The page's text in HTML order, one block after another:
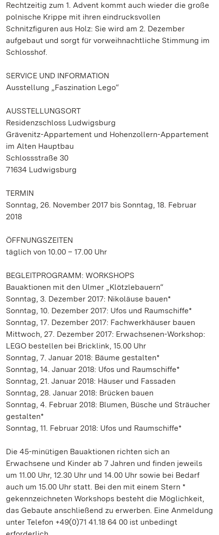
Rechtzeitig zum 1. Advent kommt auch wieder die große
polnische Krippe mit ihren eindrucksvollen
Schnitzfiguren aus Holz: Sie wird am 2. Dezember
aufgebaut und sorgt für vorweihnachtliche Stimmung im
Schlosshof.
SERVICE UND INFORMATION
Ausstellung „Faszination Lego“
AUSSTELLUNGSORT
Residenzschloss Ludwigsburg
Grävenitz-Appartement und Hohenzollern-Appartement
im Alten Hauptbau
Schlossstraße 30
71634 Ludwigsburg
TERMIN
Sonntag, 26. November 2017 bis Sonntag, 18. Februar
2018
ÖFFNUNGSZEITEN
täglich von 10.00 – 17.00 Uhr
BEGLEITPROGRAMM: WORKSHOPS
Bauaktionen mit den Ulmer „Klötzlebauern“
Sonntag, 3. Dezember 2017: Nikoläuse bauen*
Sonntag, 10. Dezember 2017: Ufos und Raumschiffe*
Sonntag, 17. Dezember 2017: Fachwerkhäuser bauen
Mittwoch, 27. Dezember 2017: Erwachsenen-Workshop:
LEGO bestellen bei Bricklink, 15.00 Uhr
Sonntag, 7. Januar 2018: Bäume gestalten*
Sonntag, 14. Januar 2018: Ufos und Raumschiffe*
Sonntag, 21. Januar 2018: Häuser und Fassaden
Sonntag, 28. Januar 2018: Brücken bauen
Sonntag, 4. Februar 2018: Blumen, Büsche und Sträucher
gestalten*
Sonntag, 11. Februar 2018: Ufos und Raumschiffe*
Die 45-minütigen Bauaktionen richten sich an
Erwachsene und Kinder ab 7 Jahren und finden jeweils
um 11.00 Uhr, 12.30 Uhr und 14.00 Uhr sowie bei Bedarf
auch um 15.00 Uhr statt. Bei den mit einem Stern *
gekennzeichneten Workshops besteht die Möglichkeit,
das Gebaute anschließend zu erwerben. Eine Anmeldung
unter Telefon +49(0)71 41.18 64 00 ist unbedingt